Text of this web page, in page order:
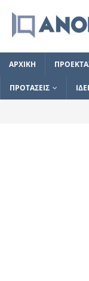
ΑΡΧΙΚΗ
ΠΡΟΤΑΣΕΙΣ